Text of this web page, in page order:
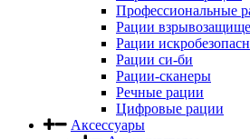
Профессиональные
Рации
Рации
Рации си-би
Рации-сканеры
Речные рации
Цифровые рации
Аксессуары